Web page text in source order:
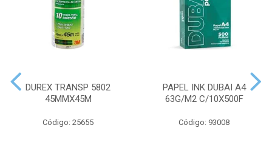
DUREX TRANSP 5802
45MMX45M
Código: 25655
PAPEL INK DUBAI A4
63G/M2 C/10X500F
Código: 93008